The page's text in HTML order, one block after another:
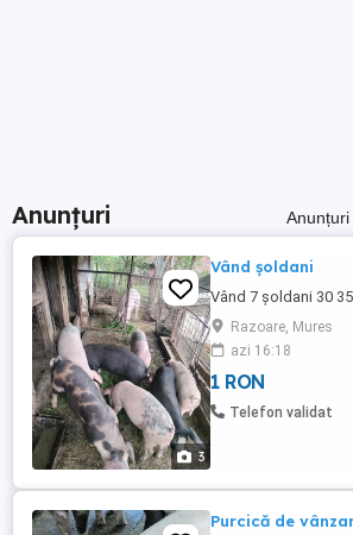
Anunțuri
3
Vând șoldani
Vând 7 șoldani 30
Razoare, Mures
azi 16:18
1 RON
Telefon validat
Purcică de